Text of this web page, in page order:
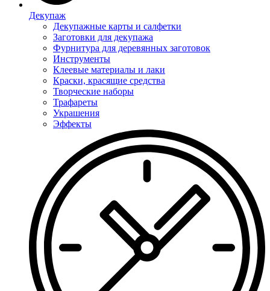
Декупаж
Декупажные карты и салфетки
Заготовки для декупажа
Фурнитура для деревянных заготовок
Инструменты
Клеевые материалы и лаки
Краски, красящие средства
Творческие наборы
Трафареты
Украшения
Эффекты